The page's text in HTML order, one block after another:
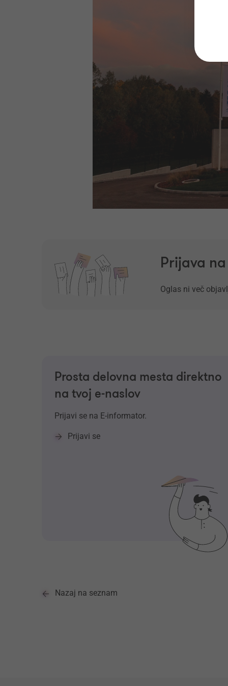
Prijava
Oglas ni več
Prosta delovna mesta direktno
na tvoj e-naslov
Prijavi se na E-informator.
Prijavi se
Nazaj na seznam